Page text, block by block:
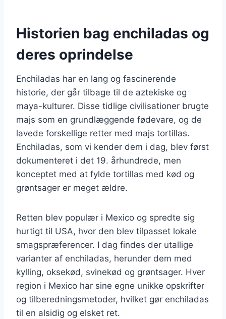
Historien bag enchiladas og
deres oprindelse
Enchiladas har en lang og fascinerende
historie, der går tilbage til de aztekiske og
maya-kulturer. Disse tidlige civilisationer brugte
majs som en grundlæggende fødevare, og de
lavede forskellige retter med majs tortillas.
Enchiladas, som vi kender dem i dag, blev først
dokumenteret i det 19. århundrede, men
konceptet med at fylde tortillas med kød og
grøntsager er meget ældre.
Retten blev populær i Mexico og spredte sig
hurtigt til USA, hvor den blev tilpasset lokale
smagspræferencer. I dag findes der utallige
varianter af enchiladas, herunder dem med
kylling, oksekød, svinekød og grøntsager. Hver
region i Mexico har sine egne unikke opskrifter
og tilberedningsmetoder, hvilket gør enchiladas
til en alsidig og elsket ret.